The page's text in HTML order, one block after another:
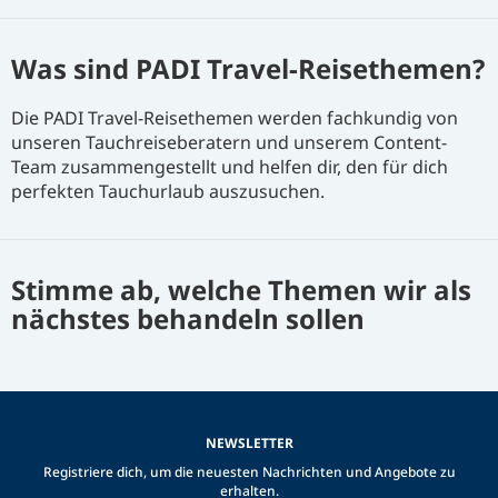
Was sind PADI Travel-Reisethemen?
Die PADI Travel-Reisethemen werden fachkundig von
unseren Tauchreiseberatern und unserem Content-
Team zusammengestellt und helfen dir, den für dich
perfekten Tauchurlaub auszusuchen.
Stimme ab, welche Themen wir als
nächstes behandeln sollen
NEWSLETTER
Registriere dich, um die neuesten Nachrichten und Angebote zu
erhalten.